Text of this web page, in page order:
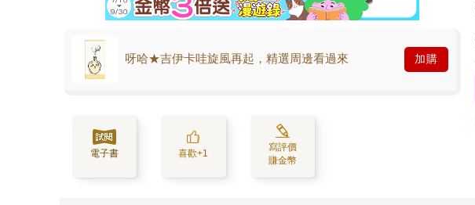
呀哈★吉伊卡哇旋風再起，精選周邊看過來 加購
電子書 喜歡+1
寫評價
賺金幣